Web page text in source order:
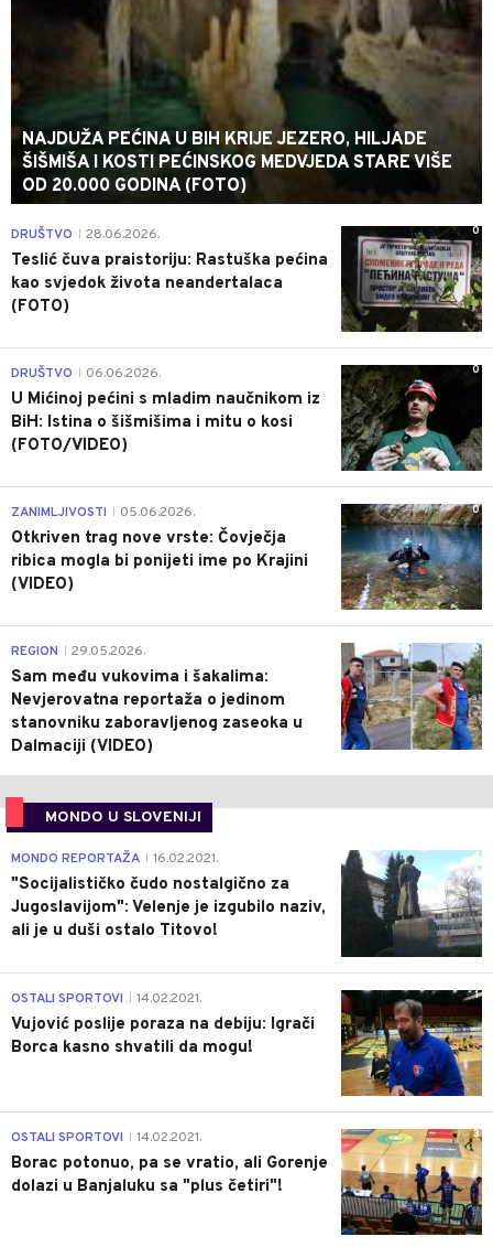
NAJDUŽA PEĆINA U BIH KRIJE JEZERO, HILJADE
ŠIŠMIŠA I KOSTI PEĆINSKOG MEDVJEDA STARE VIŠE
OD 20.000 GODINA (FOTO)
0
DRUŠTVO 28.06.2026.
Teslić čuva praistoriju: Rastuška pećina
kao svjedok života neandertalaca
(FOTO)
0
DRUŠTVO 06.06.2026.
U Mićinoj pećini s mladim naučnikom iz
BiH: Istina o šišmišima i mitu o kosi
(FOTO/VIDEO)
0
ZANIMLJIVOSTI 05.06.2026.
Otkriven trag nove vrste: Čovječja
ribica mogla bi ponijeti ime po Krajini
(VIDEO)
0
REGION 29.05.2026.
Sam među vukovima i šakalima:
Nevjerovatna reportaža o jedinom
stanovniku zaboravljenog zaseoka u
Dalmaciji (VIDEO)
MONDO U SLOVENIJI
4
MONDO REPORTAŽA 16.02.2021.
"Socijalističko čudo nostalgično za
Jugoslavijom": Velenje je izgubilo naziv,
ali je u duši ostalo Titovo!
1
OSTALI SPORTOVI 14.02.2021.
Vujović poslije poraza na debiju: Igrači
Borca kasno shvatili da mogu!
3
OSTALI SPORTOVI 14.02.2021.
Borac potonuo, pa se vratio, ali Gorenje
dolazi u Banjaluku sa "plus četiri"!